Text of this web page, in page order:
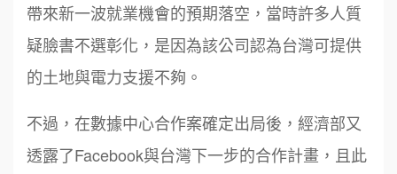
帶來新一波就業機會的預期落空，當時許多人質
疑臉書不選彰化，是因為該公司認為台灣可提供
的土地與電力支援不夠。
不過，在數據中心合作案確定出局後，經濟部又
透露了Facebook與台灣下一步的合作計畫，且此